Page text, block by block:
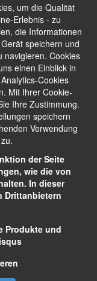
um die Qualität
Erlebnis - zu
die Informationen
speichern und
navigieren. Cookies
einen Einblick in
Cookies
Mit Ihrer Cookie-
Ihre Zustimmung.
speichern
Verwendung
der Seite
wie die von
In dieser
Drittanbietern
Produkte und